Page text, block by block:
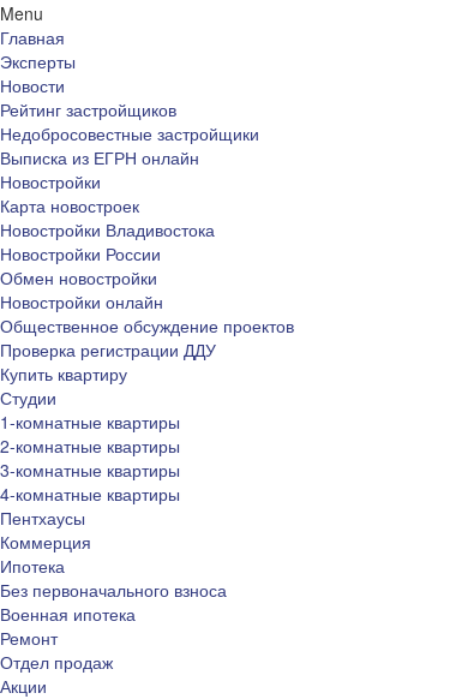
Menu
Главная
Эксперты
Новости
Рейтинг застройщиков
Недобросовестные застройщики
Выписка из ЕГРН онлайн
Новостройки
Карта новостроек
Новостройки Владивостока
Новостройки России
Обмен новостройки
Новостройки онлайн
Общественное обсуждение проектов
Проверка регистрации ДДУ
Купить квартиру
Студии
1-комнатные квартиры
2-комнатные квартиры
3-комнатные квартиры
4-комнатные квартиры
Пентхаусы
Коммерция
Ипотека
Без первоначального взноса
Военная ипотека
Ремонт
Отдел продаж
Акции